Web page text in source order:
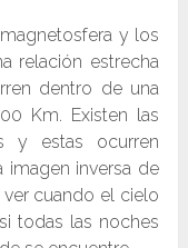
y los
relación estrecha
dentro de una
Km. Existen las
y estas ocurren
inversa de
cuando el cielo
todas las noches